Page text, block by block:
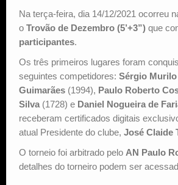
Estude Xadrez
Na terça-feira, dia 14/12/2021 ocorreu
o Trovão de Dezembro (5’+3”) que
participantes.
Os três primeiros lugares foram
seguintes competidores: Sérgio
Guimarães (1994), Paulo Roberto
Silva (1728) e Daniel Nogueira de
receberam certificados digitais
atual Presidente do clube, José Claide
O torneio foi arbitrado pelo AN Paulo
detalhes do torneiro podem ser